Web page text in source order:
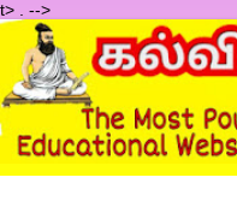
t> -->